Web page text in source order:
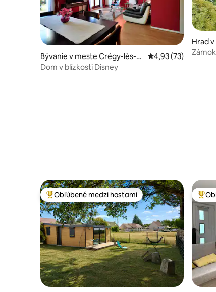
Bývanie v meste Crégy-lès-M
eaux
Priemerné
4,93 (73)
Dom v blízkosti Disney
Hrad
s
Najobľúbenejšie medzi hosťami
Obľúbené medzi hosťami